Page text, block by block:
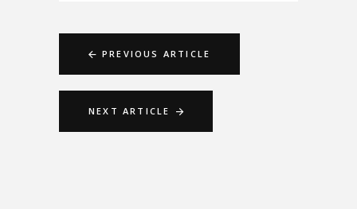
PREVIOUS ARTICLE
NEXT ARTICLE